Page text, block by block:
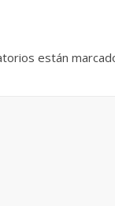
están